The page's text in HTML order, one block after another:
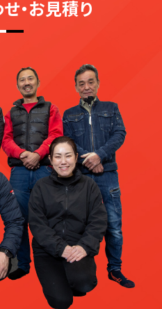
・お見積り